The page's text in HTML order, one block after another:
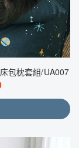
包枕套組/UA007